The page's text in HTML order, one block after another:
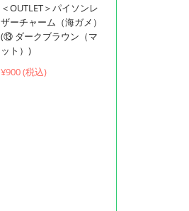
＜OUTLET＞パイソンレ
ザーチャーム（海ガメ）
(⑬ ダークブラウン（マ
ット）)
¥900 (税込)